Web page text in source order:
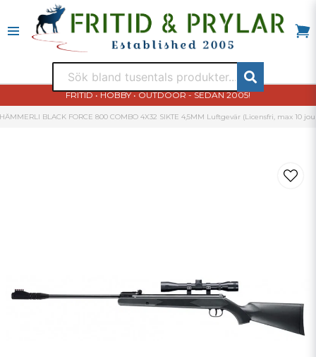
FRITID • HOBBY • OUTDOOR - SEDAN 2005!
HÄMMERLI BLACK FORCE 800 COMBO 4X32 SIKTE 4,5MM Luftgevär (Licensfri, max 10